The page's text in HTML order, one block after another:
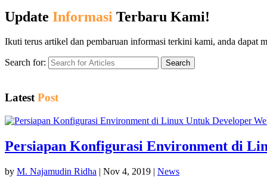
Update Informasi Terbaru Kami!
Ikuti terus artikel dan pembaruan informasi terkini kami, anda dapat
Search for:
Latest Post
Persiapan Konfigurasi Environment di
by M. Najamudin Ridha | Nov 4, 2019 | News